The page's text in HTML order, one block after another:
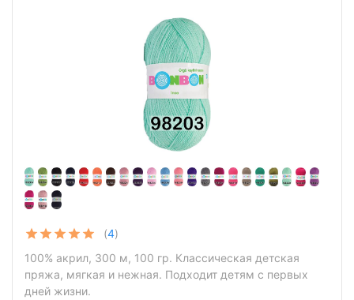
(4)
100% акрил, 300 м, 100 гр. Классическая детская
пряжа, мягкая и нежная. Подходит детям с первых
дней жизни.